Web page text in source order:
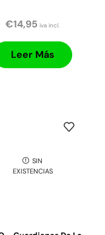
€14,95 iva incl.
Leer Más
SIN
EXISTENCIAS